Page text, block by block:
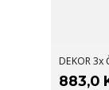
DEKOR 3x
883,0